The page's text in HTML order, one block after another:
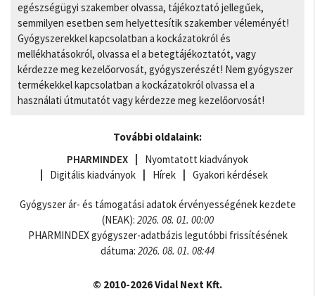
egészségügyi szakember olvassa, tájékoztató jellegűek,
semmilyen esetben sem helyettesítik szakember véleményét!
Gyógyszerekkel kapcsolatban a kockázatokról és
mellékhatásokról, olvassa el a betegtájékoztatót, vagy
kérdezze meg kezelőorvosát, gyógyszerészét! Nem gyógyszer
termékekkel kapcsolatban a kockázatokról olvassa el a
használati útmutatót vagy kérdezze meg kezelőorvosát!
További oldalaink:
PHARMINDEX
Nyomtatott kiadványok
Digitális kiadványok
Hírek Gyakori kérdések
Gyógyszer ár- és támogatási adatok érvényességének kezdete
(NEAK): 2026. 08. 01. 00:00
PHARMINDEX gyógyszer-adatbázis legutóbbi frissítésének
dátuma: 2026. 08. 01. 08:44
© 2010-2026 Vidal Next Kft.